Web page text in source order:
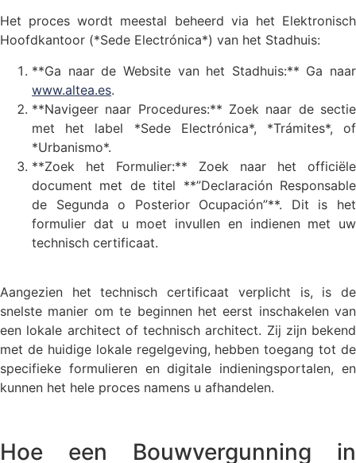
Het proces wordt meestal beheerd via het Elektronisch
Hoofdkantoor (*Sede Electrónica*) van het Stadhuis:
**Ga naar de Website van het Stadhuis:** Ga naar
www.altea.es.
**Navigeer naar Procedures:** Zoek naar de sectie
met het label *Sede Electrónica*, *Trámites*, of
*Urbanismo*.
**Zoek het Formulier:** Zoek naar het officiële
document met de titel **”Declaración Responsable
de Segunda o Posterior Ocupación”**. Dit is het
formulier dat u moet invullen en indienen met uw
technisch certificaat.
Aangezien het technisch certificaat verplicht is, is de
snelste manier om te beginnen het eerst inschakelen van
een lokale architect of technisch architect. Zij zijn bekend
met de huidige lokale regelgeving, hebben toegang tot de
specifieke formulieren en digitale indieningsportalen, en
kunnen het hele proces namens u afhandelen.
Hoe een Bouwvergunning in